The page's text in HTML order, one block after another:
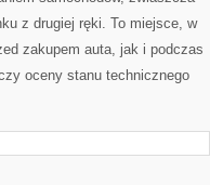
z drugiej ręki. To miejsce, w
zakupem auta, jak i podczas
oceny stanu technicznego